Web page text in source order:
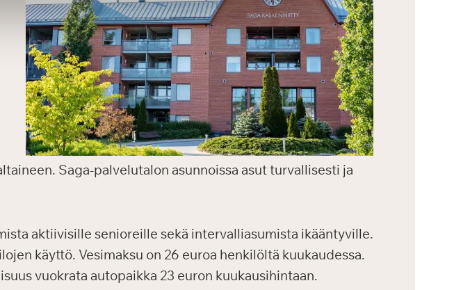
Saga-palvelutalon asunnoissa asut turvallisesti ja
aktiivisille senioreille sekä intervalliasumista ikääntyville.
käyttö. Vesimaksu on 26 euroa henkilöltä kuukaudessa.
vuokrata autopaikka 23 euron kuukausihintaan.